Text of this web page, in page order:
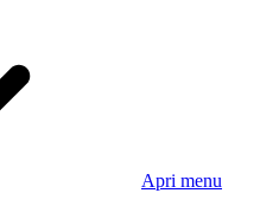
Apri menu